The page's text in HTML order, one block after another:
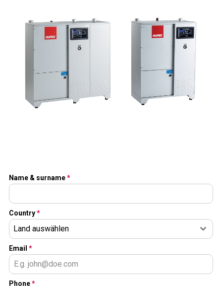
Name & surname*
Country*
Land auswählen
Email *
Phone*